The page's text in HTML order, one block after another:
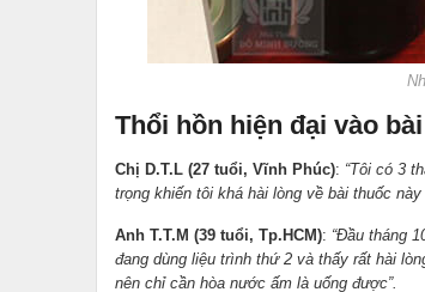
Thổi hồn hiện đại vào
Chị D.T.L (27 tuổi, Vĩnh Phúc): “Tôi có 3
trọng khiến tôi khá hài lòng về bài thuốc
Anh T.T.M (39 tuổi, Tp.HCM): “Đầu tháng
đang dùng liệu trình thứ 2 và thấy rất hài
nên chỉ cần hòa nước ấm là uống được”.